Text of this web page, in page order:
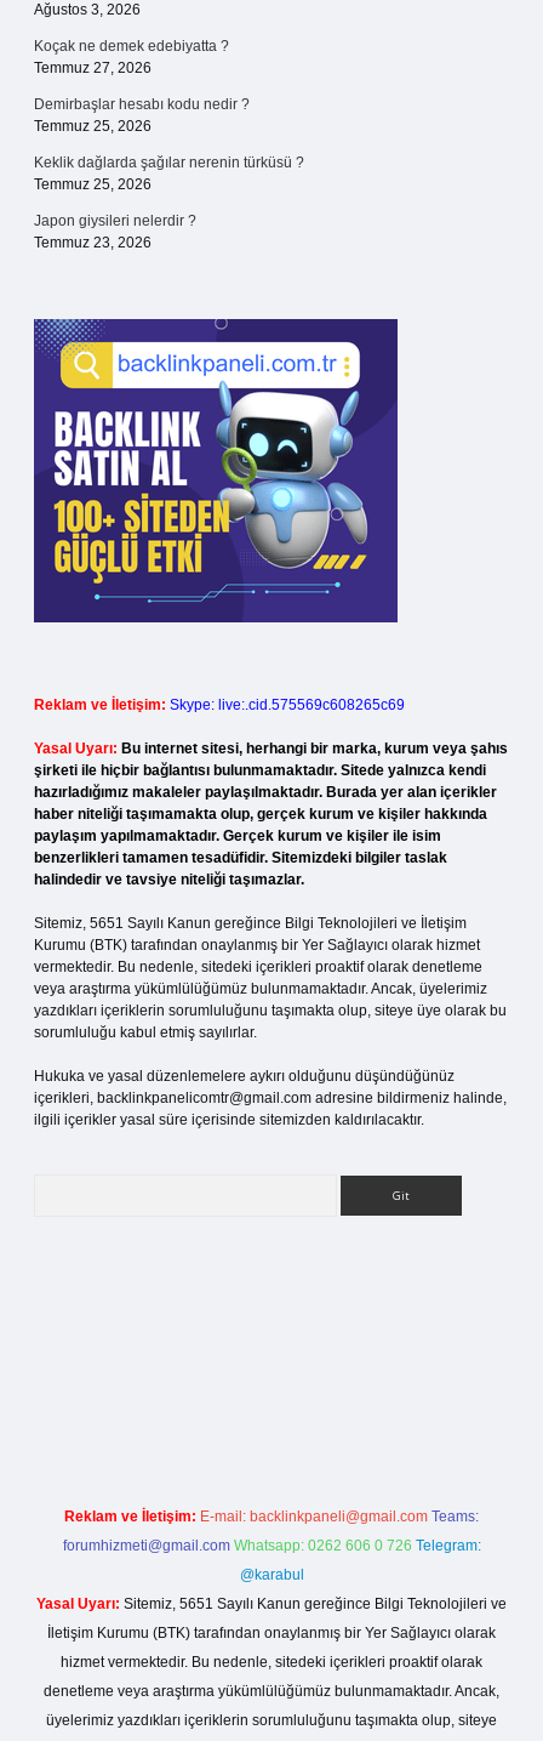
Ağustos 3, 2026
Koçak ne demek edebiyatta ?
Temmuz 27, 2026
Demirbaşlar hesabı kodu nedir ?
Temmuz 25, 2026
Keklik dağlarda şağılar nerenin türküsü ?
Temmuz 25, 2026
Japon giysileri nelerdir ?
Temmuz 23, 2026
Reklam ve İletişim: Skype: live:.cid.575569c608265c69
Yasal Uyarı: Bu internet sitesi, herhangi bir marka, kurum veya şahıs
şirketi ile hiçbir bağlantısı bulunmamaktadır. Sitede yalnızca kendi
hazırladığımız makaleler paylaşılmaktadır. Burada yer alan içerikler
haber niteliği taşımamakta olup, gerçek kurum ve kişiler hakkında
paylaşım yapılmamaktadır. Gerçek kurum ve kişiler ile isim
benzerlikleri tamamen tesadüfidir. Sitemizdeki bilgiler taslak
halindedir ve tavsiye niteliği taşımazlar.
Sitemiz, 5651 Sayılı Kanun gereğince Bilgi Teknolojileri ve İletişim
Kurumu (BTK) tarafından onaylanmış bir Yer Sağlayıcı olarak hizmet
vermektedir. Bu nedenle, sitedeki içerikleri proaktif olarak denetleme
veya araştırma yükümlülüğümüz bulunmamaktadır. Ancak, üyelerimiz
yazdıkları içeriklerin sorumluluğunu taşımakta olup, siteye üye olarak bu
sorumluluğu kabul etmiş sayılırlar.
Hukuka ve yasal düzenlemelere aykırı olduğunu düşündüğünüz
içerikleri, backlinkpanelicomtr@gmail.com adresine bildirmeniz halinde,
ilgili içerikler yasal süre içerisinde sitemizden kaldırılacaktır.
Reklam ve İletişim: E-mail: backlinkpaneli@gmail.com Teams:
forumhizmeti@gmail.com Whatsapp: 0262 606 0 726 Telegram:
@karabul
Yasal Uyarı: Sitemiz, 5651 Sayılı Kanun gereğince Bilgi Teknolojileri ve
İletişim Kurumu (BTK) tarafından onaylanmış bir Yer Sağlayıcı olarak
hizmet vermektedir. Bu nedenle, sitedeki içerikleri proaktif olarak
denetleme veya araştırma yükümlülüğümüz bulunmamaktadır. Ancak,
üyelerimiz yazdıkları içeriklerin sorumluluğunu taşımakta olup, siteye